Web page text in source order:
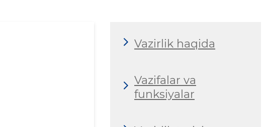
Vazirlik haqida
Vazifalar va
funksiyalar